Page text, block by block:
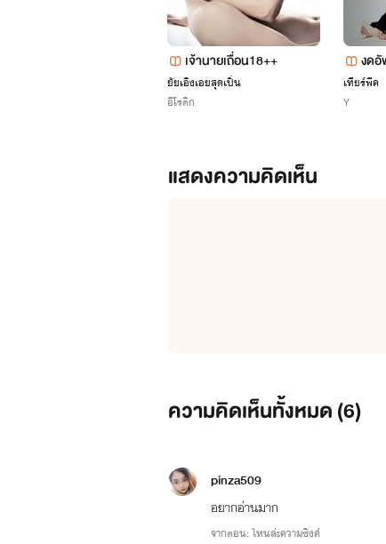
เจ้านายเถื่อน18++
ยัยเอิงเอยสุดเปิ่น
อีโรติก
งดอั
P
เทียร์พีค
Y
แสดงความคิดเห็น
ความคิดเห็นทั้งหมด (6)
pinza509
อยากอ่านมาก
จากตอน: ไหนล่ะความซิงค์